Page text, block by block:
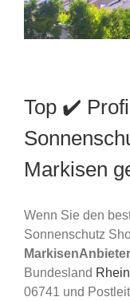
Top ✔️
Markisen
Wenn Sie den
Sonnenschutz
Bundesland
06741 und